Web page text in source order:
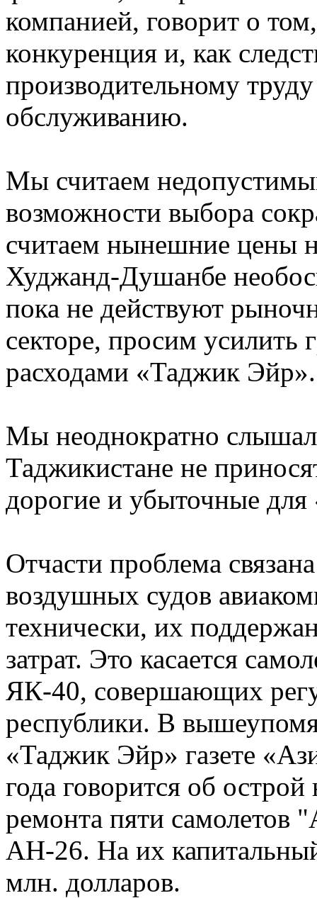
компанией, говорит о
конкуренция и, как
производительному
обслуживанию.
Мы считаем
возможности выбора
считаем нынешние цены
Худжанд-Душанбе
пока не действуют
секторе, просим усилить
расходами «Таджик Эйр».
Мы неоднократно
Таджикистане не
дорогие и убыточные
Отчасти проблема
воздушных судов
технически, их
затрат. Это касается
ЯК-40, совершающих
республики. В
«Таджик Эйр» газете
года говорится об
ремонта пяти самолетов
АН-26. На их
млн. долларов.